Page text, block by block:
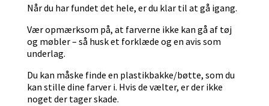
Når du har fundet det hele, er du klar til at gå igang.
Vær opmærksom på, at farverne ikke kan gå af tøj
og møbler – så husk et forklæde og en avis som
underlag.
Du kan måske finde en plastikbakke/bøtte, som du
kan stille dine farver i. Hvis de vælter, er der ikke
noget der tager skade.